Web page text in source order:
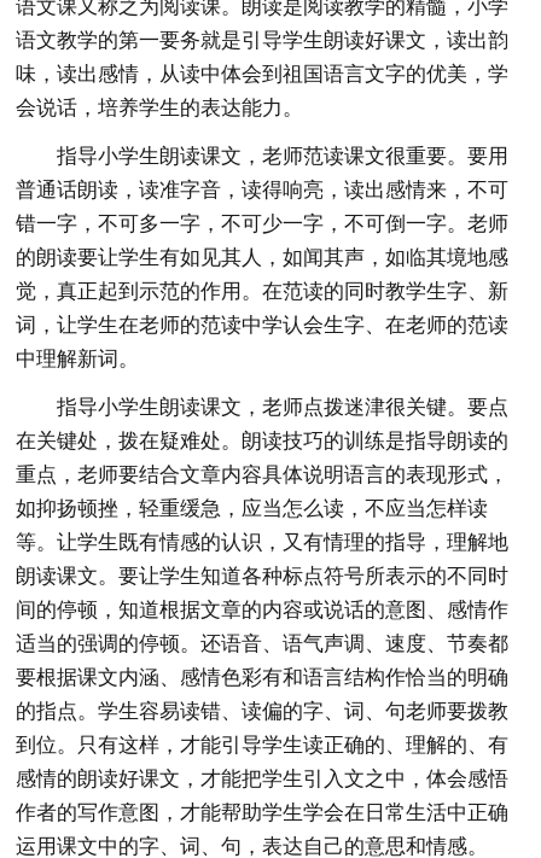
语文课又称之为阅读课。朗读是阅读教学的精髓，小学
语文教学的第一要务就是引导学生朗读好课文，读出韵
味，读出感情，从读中体会到祖国语言文字的优美，学
会说话，培养学生的表达能力。
指导小学生朗读课文，老师范读课文很重要。要用
普通话朗读，读准字音，读得响亮，读出感情来，不可
错一字，不可多一字，不可少一字，不可倒一字。老师
的朗读要让学生有如见其人，如闻其声，如临其境地感
觉，真正起到示范的作用。在范读的同时教学生字、新
词，让学生在老师的范读中学认会生字、在老师的范读
中理解新词。
指导小学生朗读课文，老师点拨迷津很关键。要点
在关键处，拨在疑难处。朗读技巧的训练是指导朗读的
重点，老师要结合文章内容具体说明语言的表现形式，
如抑扬顿挫，轻重缓急，应当怎么读，不应当怎样读
等。让学生既有情感的认识，又有情理的指导，理解地
朗读课文。要让学生知道各种标点符号所表示的不同时
间的停顿，知道根据文章的内容或说话的意图、感情作
适当的强调的停顿。还语音、语气声调、速度、节奏都
要根据课文内涵、感情色彩有和语言结构作恰当的明确
的指点。学生容易读错、读偏的字、词、句老师要拨教
到位。只有这样，才能引导学生读正确的、理解的、有
感情的朗读好课文，才能把学生引入文之中，体会感悟
作者的写作意图，才能帮助学生学会在日常生活中正确
运用课文中的字、词、句，表达自己的意思和情感。